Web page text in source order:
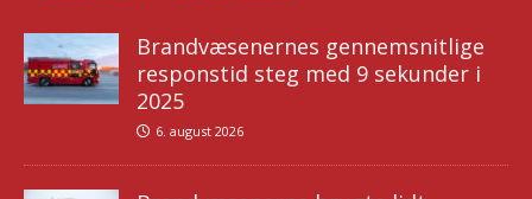
Brandvæsenernes gennemsnitlige
responstid steg med 9 sekunder i
2025
6. august 2026